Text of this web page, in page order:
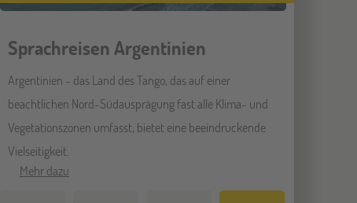
Sprachreisen Argentinien
Argentinien - das Land des Tango, das auf einer
beachtlichen Nord-Südausprägung fast alle Klima- und
Vegetationszonen umfasst, bietet eine beeindruckende
Vielseitigkeit.
Mehr dazu